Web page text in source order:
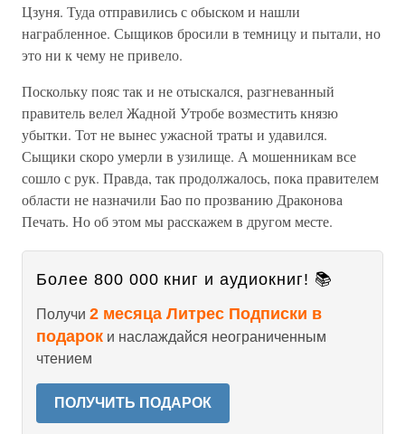
Цзуня. Туда отправились с обыском и нашли
награбленное. Сыщиков бросили в темницу и пы­тали, но
это ни к чему не привело.
Поскольку пояс так и не отыскался, разгневанный
правитель велел Жадной Утробе возместить князю
убытки. Тот не вынес ужасной траты и удавился.
Сыщики скоро умерли в узилище. А мошенникам все
сошло с рук. Правда, так продолжалось, пока правителем
области не назначили Бао по прозванию Драконова
Печать. Но об этом мы расскажем в другом месте.
Более 800 000 книг и аудиокниг! 📚
Получи 2 месяца Литрес Подписки в
подарок и наслаждайся неограниченным
чтением
ПОЛУЧИТЬ ПОДАРОК